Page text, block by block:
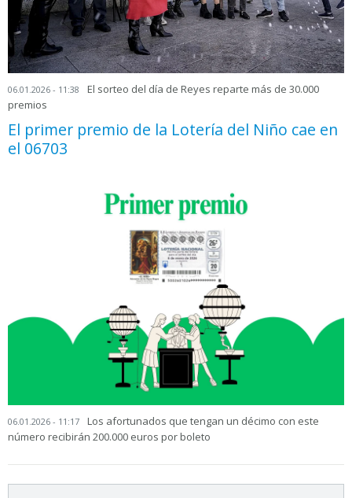
06.01.2026 - 11:38
El sorteo del día de Reyes reparte más de 30.000
premios
El primer premio de la Lotería del Niño cae en
el 06703
06.01.2026 - 11:17
Los afortunados que tengan un décimo con este
número recibirán 200.000 euros por boleto